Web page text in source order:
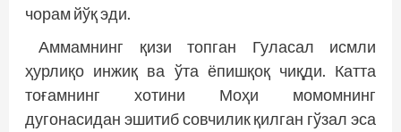
чорам йўқ эди.
Аммамнинг қизи топган Гуласал исмли
ҳурлиқо инжиқ ва ўта ёпишқоқ чиқди. Катта
тоғамнинг хотини Моҳи момомнинг
дугонасидан эшитиб совчилик қилган гўзал эса